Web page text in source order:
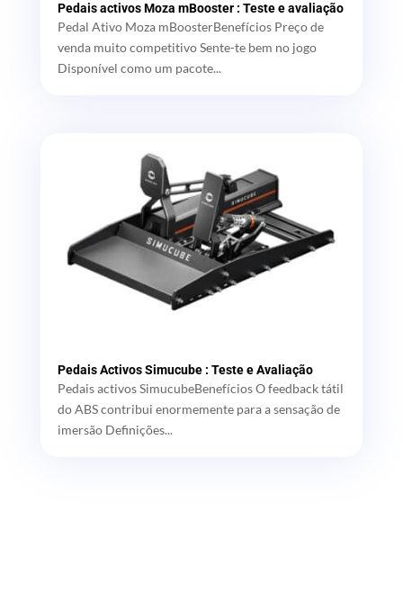
Pedais activos Moza mBooster : Teste e avaliação
Pedal Ativo Moza mBoosterBenefícios Preço de
venda muito competitivo Sente-te bem no jogo
Disponível como um pacote...
Pedais Activos Simucube : Teste e Avaliação
Pedais activos SimucubeBenefícios O feedback tátil
do ABS contribui enormemente para a sensação de
imersão Definições...